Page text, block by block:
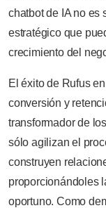
chatbot de IA no es
estratégico que
crecimiento del
El éxito de Rufus
conversión y
transformador de
sólo agilizan el
construyen
proporcionándoles
oportuno. Como